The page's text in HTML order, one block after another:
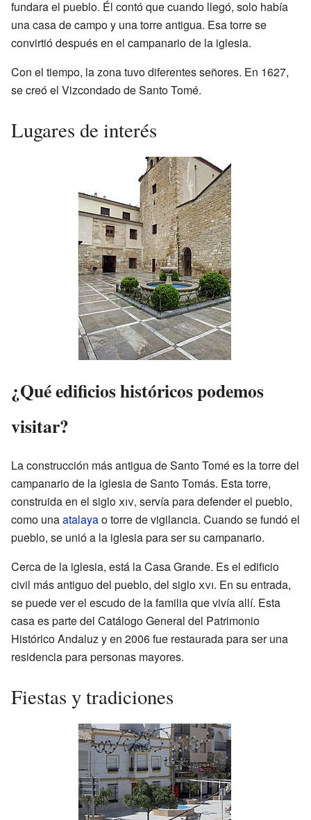
fundara el pueblo. Él contó que cuando llegó, solo había
una casa de campo y una torre antigua. Esa torre se
convirtió después en el campanario de la iglesia.
Con el tiempo, la zona tuvo diferentes señores. En 1627,
se creó el Vizcondado de Santo Tomé.
Lugares de interés
¿Qué edificios históricos podemos
visitar?
La construcción más antigua de Santo Tomé es la torre del
campanario de la iglesia de Santo Tomás. Esta torre,
construida en el sigloxiv, servía para defender el pueblo,
como unaatalayao torre de vigilancia. Cuando se fundó el
pueblo, se unió a la iglesia para ser su campanario.
Cerca de la iglesia, está la Casa Grande. Es el edificio
civil más antiguo del pueblo, del sigloxvi. En su entrada,
se puede ver el escudo de la familia que vivía allí. Esta
casa es parte del Catálogo General del Patrimonio
Histórico Andaluz y en 2006 fue restaurada para ser una
residencia para personas mayores.
Fiestas y tradiciones